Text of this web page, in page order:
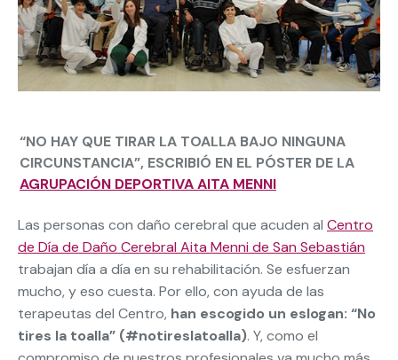
“NO HAY QUE TIRAR LA TOALLA BAJO NINGUNA
CIRCUNSTANCIA”, ESCRIBIÓ EN EL PÓSTER DE LA
AGRUPACIÓN DEPORTIVA AITA MENNI
Las personas con daño cerebral que acuden al Centro
de Día de Daño Cerebral Aita Menni de San Sebastián
trabajan día a día en su rehabilitación. Se esfuerzan
mucho, y eso cuesta. Por ello, con ayuda de las
terapeutas del Centro, han escogido un eslogan: “No
tires la toalla” (#notireslatoalla). Y, como el